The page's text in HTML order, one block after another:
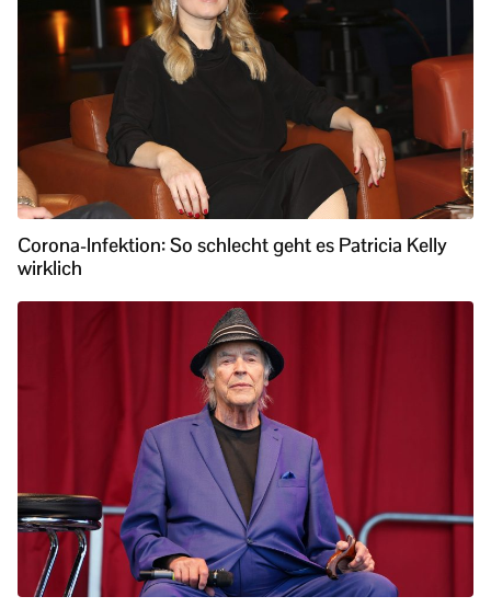
Corona-Infektion: So schlecht geht es Patricia Kelly
wirklich